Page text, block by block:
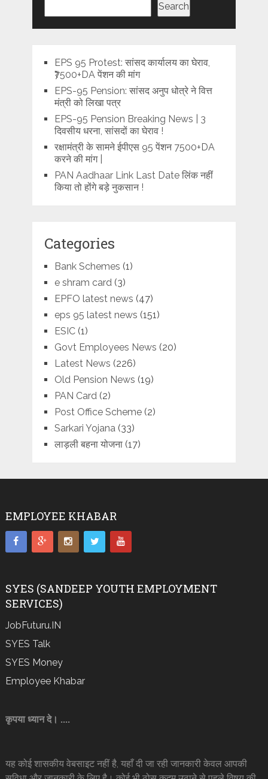
Search
EPS 95 Protest: सांसद कार्यालय का घेराव,
₹7500+DA पेंशन की मांग
EPS-95 Pension: सांसद अनुप धोत्रे ने वित्त
मंत्री को लिखा पत्र
EPS-95 Pension Breaking News | 3
दिवसीय धरना, सांसदों का घेराव !
रक्षामंत्री के सामने ईपीएस 95 पेंशन 7500+DA
करने की मांग |
PAN Aadhaar Link Last Date लिंक नहीं
किया तो होंगे बड़े नुकसान !
Categories
Bank Schemes (1)
e shram card(3)
EPFO latest news (47)
eps 95 latest news (151)
ESIC(1)
Govt Employees News (20)
Latest News (226)
Old Pension News (19)
PAN Card(2)
Post Office Scheme(2)
Sarkari Yojana(33)
लाड़ली बहना योजना(17)
EMPLOYEE KHABAR
SYES (SANDEEP YOUTH EMPLOYMENT
SERVICES)
JobFuturu.IN
SYES Talk
SYES Money
Employee Khabar
कृपया ध्यान दे। ....
यह कोई शासकीय वेबसाइट नहीं है, यहाँ दी जा रही जानकारी केवल आपकी